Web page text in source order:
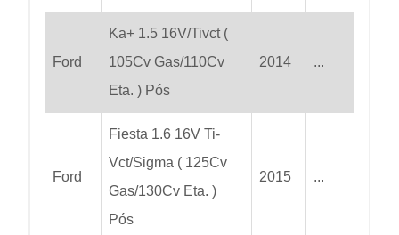
Ford
Ka+ 1.5 16V/Tivct (
105Cv Gas/110Cv
Eta. ) Pós
2014 ...
Ford
Fiesta 1.6 16V Ti-
Vct/Sigma ( 125Cv
Gas/130Cv Eta. )
Pós
2015 ...